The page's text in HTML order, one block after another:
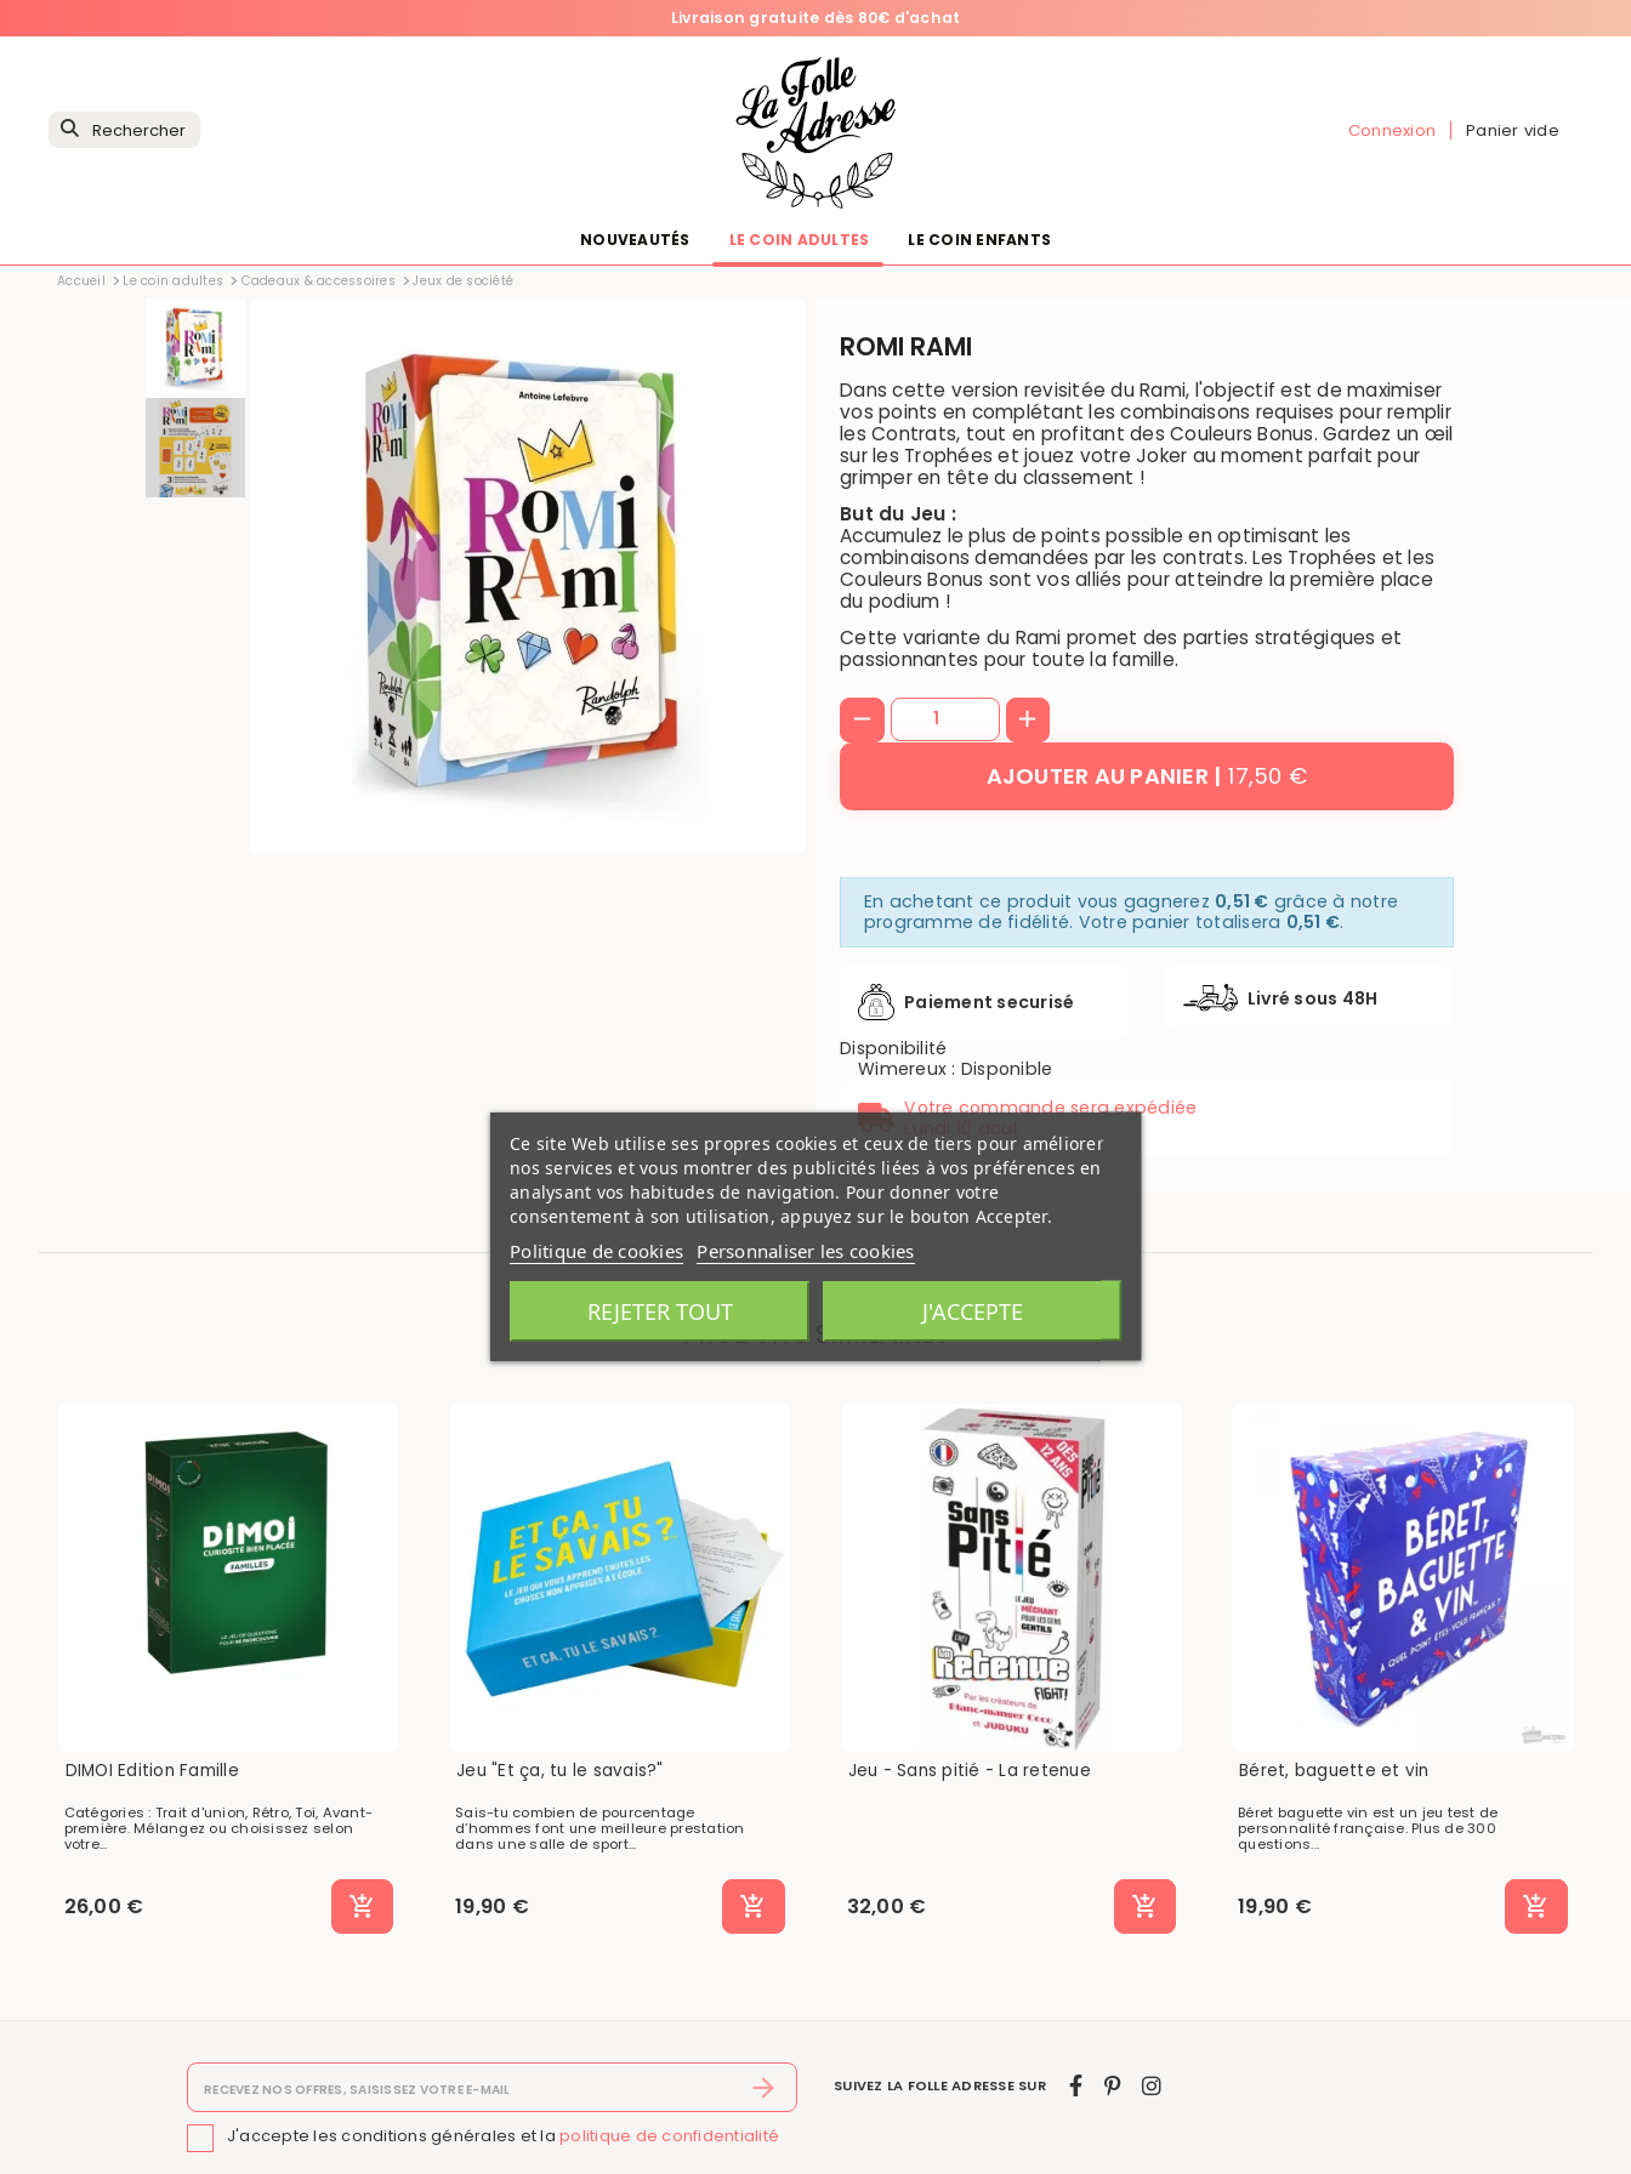
Livraison gratuite dès 80€ d'achat
Connexion Panier vide
NOUVEAUTÉS LE COIN ADULTES LE COIN ENFANTS
Accueil Le coin adultes Cadeaux & accessoires Jeux de société
ROMI RAMI
Dans cette version revisitée du Rami, l'objectif est de maximiser
vos points en complétant les combinaisons requises pour remplir
les Contrats, tout en profitant des Couleurs Bonus. Gardez un œil
sur les Trophées et jouez votre Joker au moment parfait pour
grimper en tête du classement !
But du Jeu :
Accumulez le plus de points possible en optimisant les
combinaisons demandées par les contrats. Les Trophées et les
Couleurs Bonus sont vos alliés pour atteindre la première place
du podium !
Cette variante du Rami promet des parties stratégiques et
passionnantes pour toute la famille.
17,50 €
AJOUTER AU PANIER
En achetant ce produit vous gagnerez 0,51 € grâce à notre
programme de fidélité. Votre panier totalisera 0,51 €.
Paiement securisé Livré sous 48H
Disponibilité
Wimereux: Disponible
Votre commande sera expédiée
PRODUITS SIMILAIRES
DIMOI Edition Famille
Catégories : Trait d'union, Rétro, Toi, Avant-
première. Mélangez ou choisissez selon
votre...
26,00 €
Jeu "Et ça, tu le savais?"
Sais-tu combien de pourcentage
d’hommes font une meilleure prestation
dans une salle de sport...
19,90 €
Jeu - Sans pitié - La retenue
32,00 €
Béret, baguette et vin
Béret baguette vin est un jeu test de
personnalité française. Plus de 300
questions...
19,90 €
J'accepte les conditions générales et lapolitique de confidentialité
SUIVEZ LA FOLLE ADRESSE SUR
Ce site Web utilise ses propres cookies et ceux de tiers pour améliorer
nos services et vous montrer des publicités liées à vos préférences en
analysant vos habitudes de navigation. Pour donner votre
consentement à son utilisation, appuyez sur le bouton Accepter.
Politique de cookies Personnaliser les cookies
REJETER TOUT J'ACCEPTE